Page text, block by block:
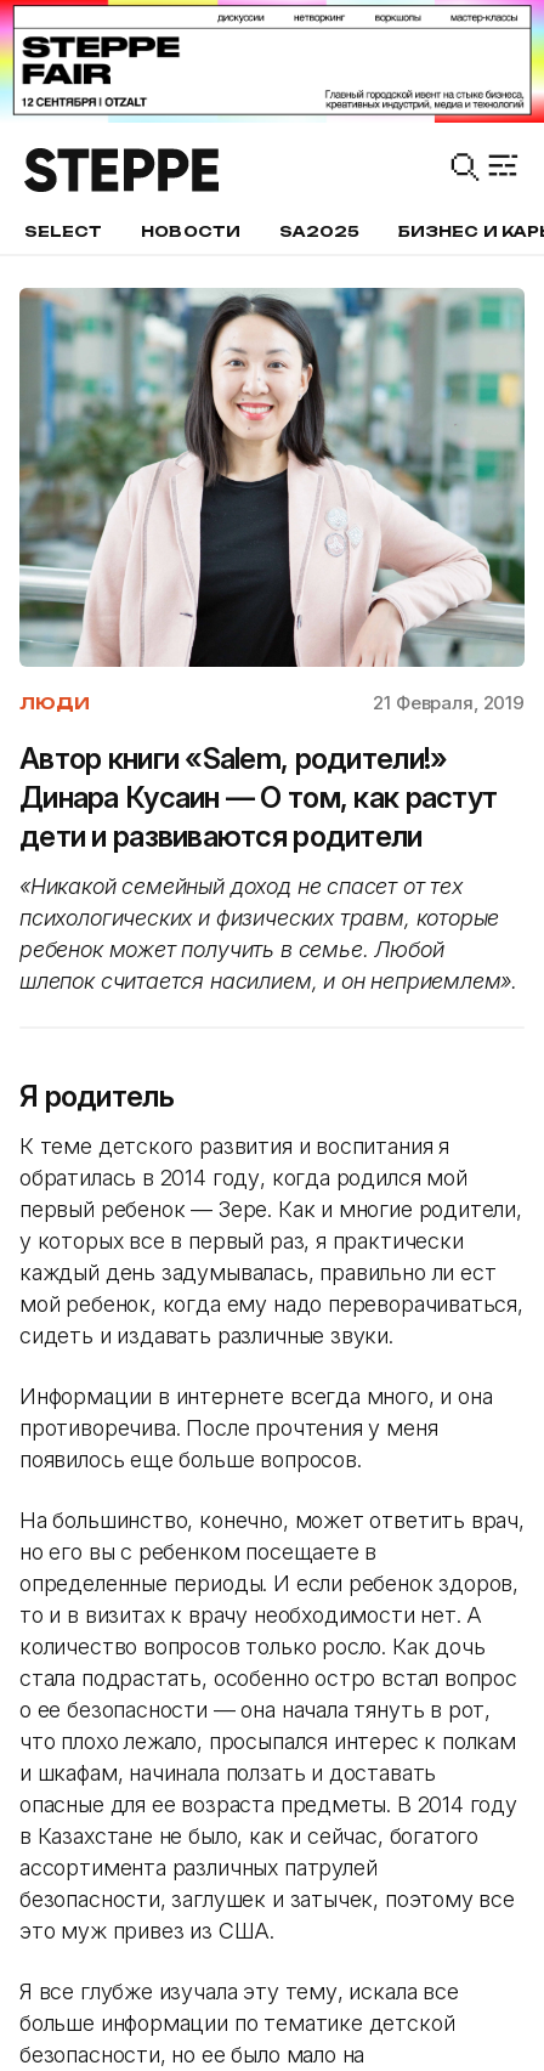
SELECT НОВОСТИ SA2025 БИЗНЕС И
ЛЮДИ 21 Февраля, 2019
Автор книги «Salem, родители!»
Динара Кусаин — О том, как растут
дети и развиваются родители
«Никакой семейный доход не спасет от тех
психологических и физических травм, которые
ребенок может получить в семье. Любой
шлепок считается насилием, и он неприемлем».
Я родитель
К теме детского развития и воспитания я
обратилась в 2014 году, когда родился мой
первый ребенок — Зере. Как и многие родители,
у которых все в первый раз, я практически
каждый день задумывалась, правильно ли ест
мой ребенок, когда ему надо переворачиваться,
сидеть и издавать различные звуки.
Информации в интернете всегда много, и она
противоречива. После прочтения у меня
появилось еще больше вопросов.
На большинство, конечно, может ответить врач,
но его вы с ребенком посещаете в
определенные периоды. И если ребенок здоров,
то и в визитах к врачу необходимости нет. А
количество вопросов только росло. Как дочь
стала подрастать, особенно остро встал вопрос
о ее безопасности — она начала тянуть в рот,
что плохо лежало, просыпался интерес к полкам
и шкафам, начинала ползать и доставать
опасные для ее возраста предметы. В 2014 году
в Казахстане не было, как и сейчас, богатого
ассортимента различных патрулей
безопасности, заглушек и затычек, поэтому все
это муж привез из США.
Я все глубже изучала эту тему, искала все
больше информации по тематике детской
безопасности, но ее было мало на